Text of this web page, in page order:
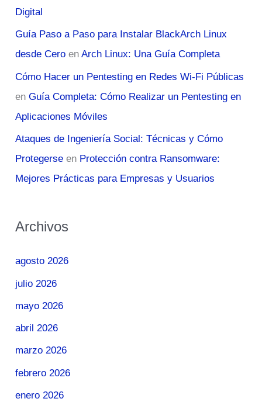
Digital
Guía Paso a Paso para Instalar BlackArch Linux
desde Cero enArch Linux: Una Guía Completa
Cómo Hacer un Pentesting en Redes Wi-Fi Públicas
enGuía Completa: Cómo Realizar un Pentesting en
Aplicaciones Móviles
Ataques de Ingeniería Social: Técnicas y Cómo
Protegerse en Protección contra Ransomware:
Mejores Prácticas para Empresas y Usuarios
Archivos
agosto 2026
julio 2026
mayo 2026
abril 2026
marzo 2026
febrero 2026
enero 2026